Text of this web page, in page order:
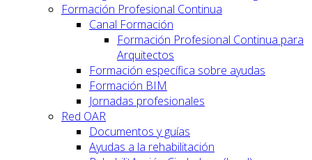
Formación Profesional Continua
Canal Formación
Formación Profesional Continua para
Arquitectos
Formación específica sobre ayudas
Formación BIM
Jornadas profesionales
Red OAR
Documentos y guías
Ayudas a la rehabilitación